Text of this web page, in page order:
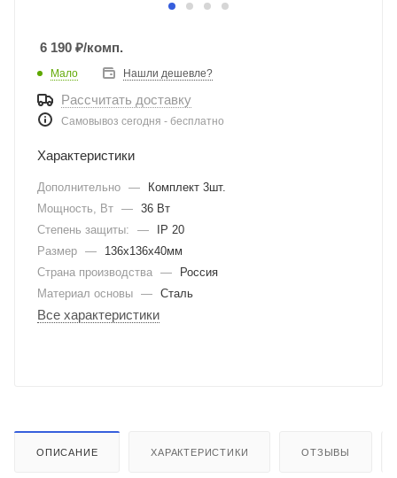
6 190 ₽/комп.
Мало Нашли дешевле?
Рассчитать доставку
Самовывоз сегодня - бесплатно
Характеристики
Дополнительно —
Комплект 3шт.
Мощность, Вт — 36 Вт
Степень защиты:
—
IP 20
Размер —
136х136х40мм
Страна производства —
Россия
Материал основы — Сталь
Все характеристики
ОПИСАНИЕ ХАРАКТЕРИСТИКИ ОТЗЫВЫ